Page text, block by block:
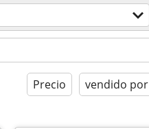
Precio vendido por